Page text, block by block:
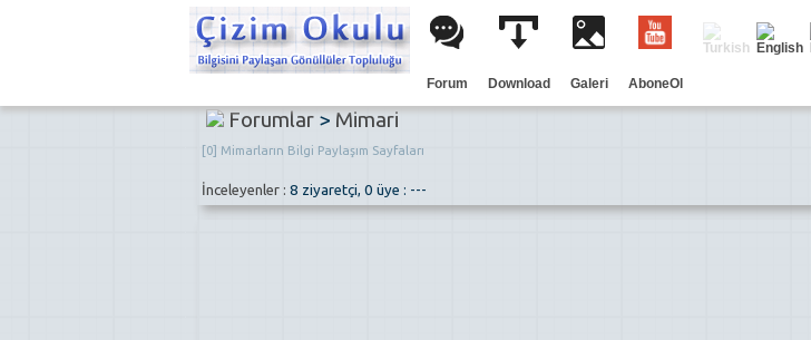
Forum Download Galeri AboneOl
Forumlar> Mimari
[0] Mimarların Bilgi Paylaşım Sayfaları
İnceleyenler : 8 ziyaretçi, 0 üye : ---